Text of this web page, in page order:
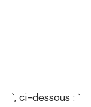
`, ci-dessous : `